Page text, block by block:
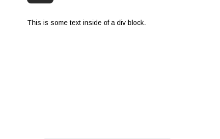
This is some text inside of a div block.